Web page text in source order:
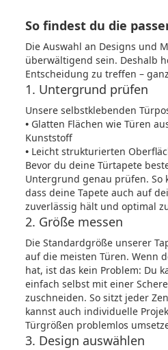
So findest du die
Die Auswahl an Designs und
überwältigend sein. Deshalb
Entscheidung zu treffen –
1. Untergrund prüfen
Unsere selbstklebenden
• Glatten Flächen wie Türen
Kunststoff
• Leicht strukturierten
Bevor du deine Türtapete
Untergrund genau prüfen. So
dass deine Tapete auch auf
zuverlässig hält und optimal
2. Größe messen
Die Standardgröße unserer
auf die meisten Türen. Wenn
hat, ist das kein Problem: Du
einfach selbst mit einer
zuschneiden. So sitzt jeder
kannst auch individuelle
Türgrößen problemlos
3. Design auswählen